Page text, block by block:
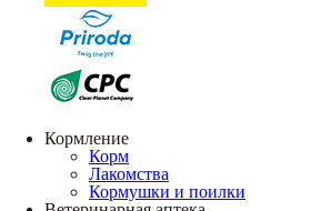
Кормление
Корм
Лакомства
Кормушки и поилки